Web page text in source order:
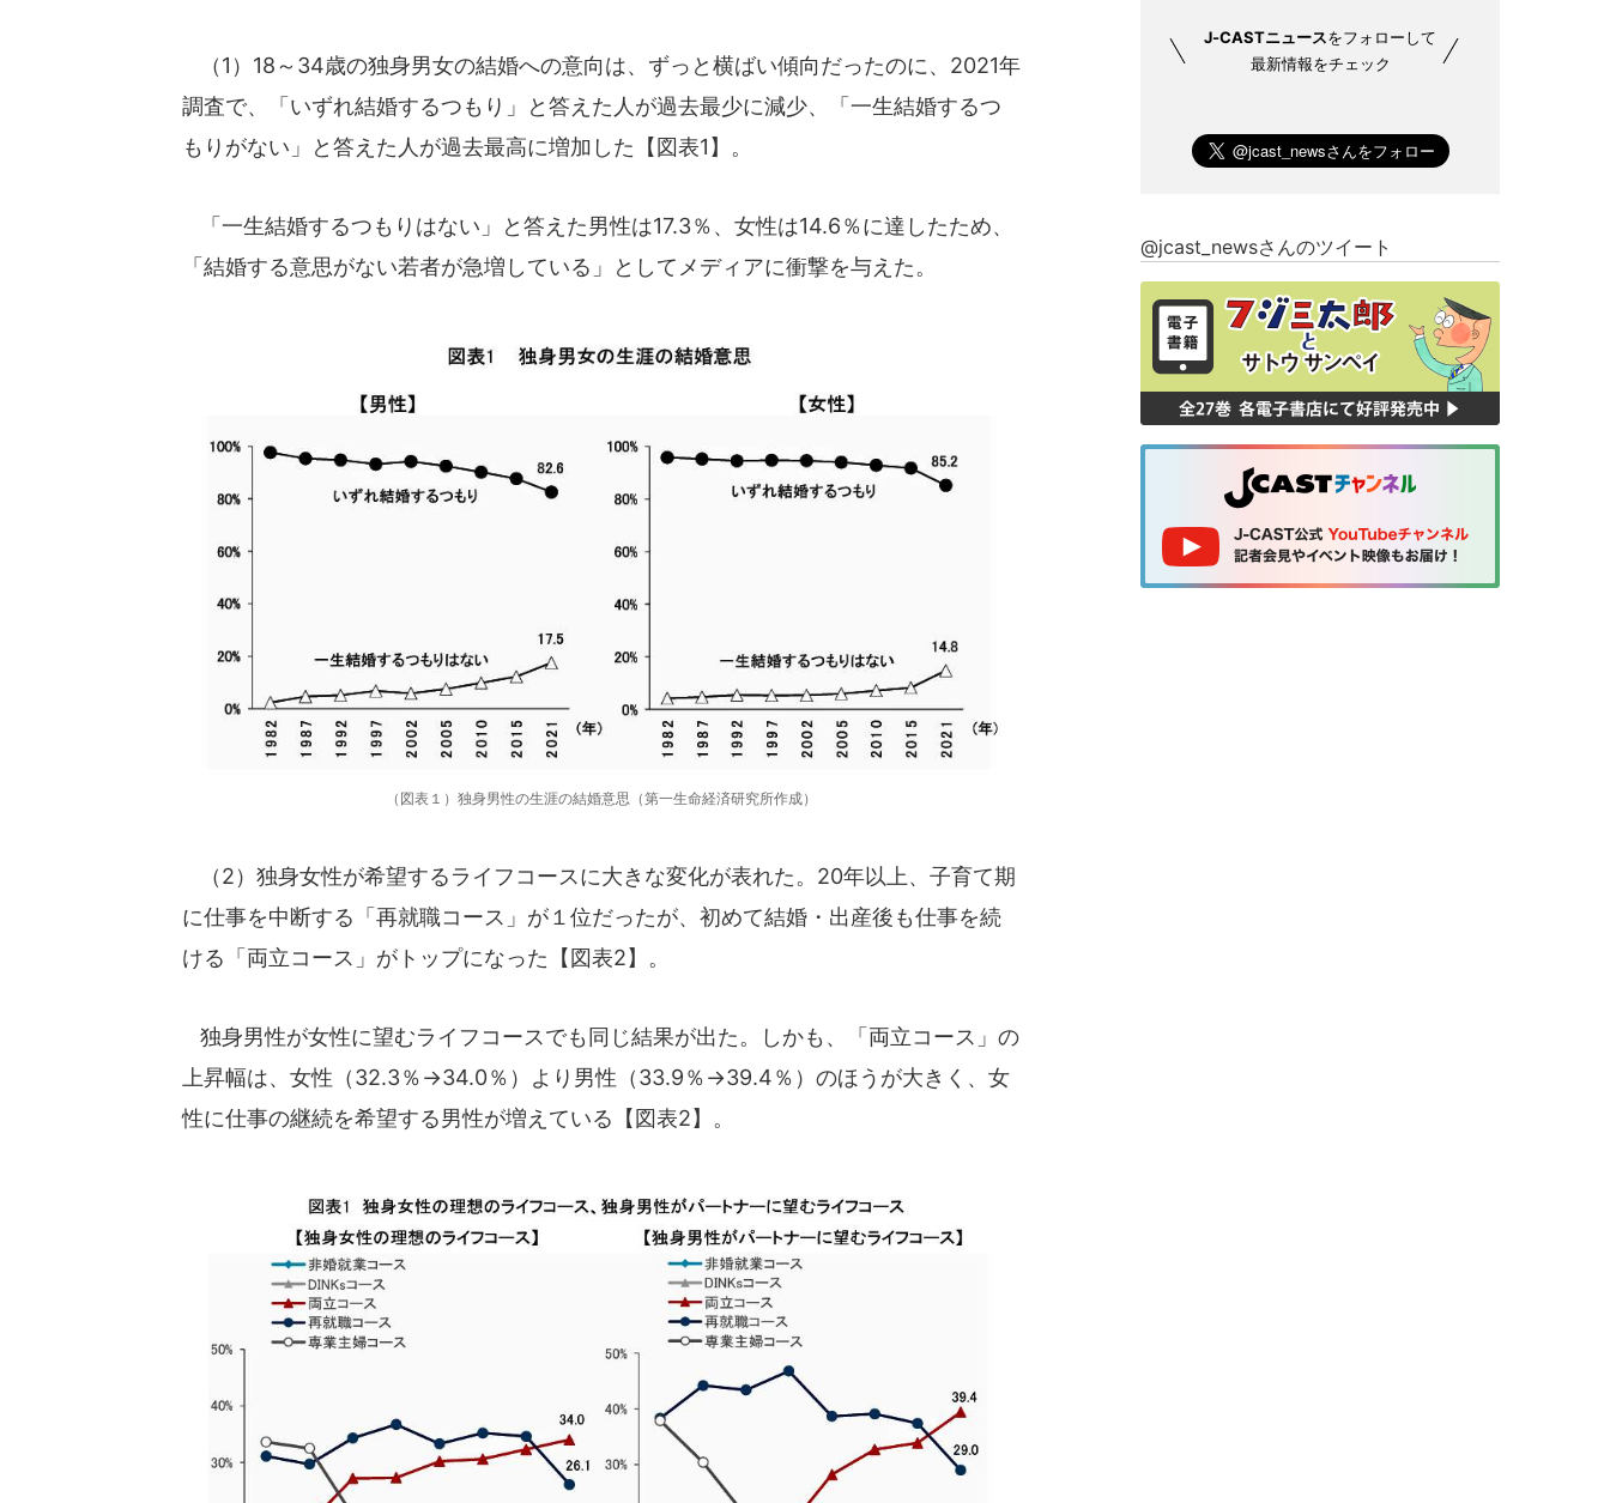
（1）18～34歳の独身男女の結婚への意向は、ずっと横ばい傾向だったのに、2021年
調査で、「いずれ結婚するつもり」と答えた人が過去最少に減少、「一生結婚するつ
もりがない」と答えた人が過去最高に増加した【図表1】。
「一生結婚するつもりはない」と答えた男性は17.3％、女性は14.6％に達したため、
「結婚する意思がない若者が急増している」としてメディアに衝撃を与えた。
（図表１）独身男性の生涯の結婚意思（第一生命経済研究所作成）
（2）独身女性が希望するライフコースに大きな変化が表れた。20年以上、子育て期
に仕事を中断する「再就職コース」が１位だったが、初めて結婚・出産後も仕事を続
ける「両立コース」がトップになった【図表2】。
独身男性が女性に望むライフコースでも同じ結果が出た。しかも、「両立コース」の
上昇幅は、女性（32.3％→34.0％）より男性（33.9％→39.4％）のほうが大きく、女
性に仕事の継続を希望する男性が増えている【図表2】。
J-CASTニュースをフォローして
最新情報をチェック
@jcast_newsさんのツイート